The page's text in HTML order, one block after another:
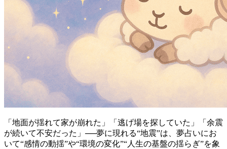
「地面が揺れて家が崩れた」「逃げ場を探していた」「余震
が続いて不安だった」──夢に現れる“地震”は、夢占いにお
いて“感情の動揺”や“環境の変化”“人生の基盤の揺らぎ”を象